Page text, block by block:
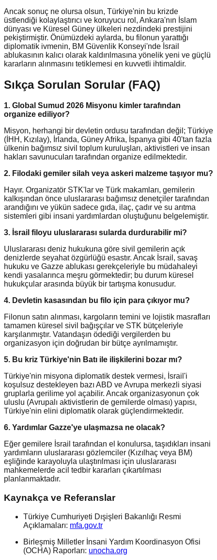
Ancak sonuç ne olursa olsun, Türkiye'nin bu krizde
üstlendiği kolaylaştırıcı ve koruyucu rol, Ankara'nın İslam
dünyası ve Küresel Güney ülkeleri nezdindeki prestijini
pekiştirmiştir. Önümüzdeki aylarda, bu filonun yarattığı
diplomatik ivmenin, BM Güvenlik Konseyi'nde İsrail
ablukasının kalıcı olarak kaldırılmasına yönelik yeni ve güçlü
kararların alınmasını tetiklemesi en kuvvetli ihtimaldir.
Sıkça Sorulan Sorular (FAQ)
1. Global Sumud 2026 Misyonu kimler tarafından
organize ediliyor?
Misyon, herhangi bir devletin ordusu tarafından değil; Türkiye
(İHH, Kızılay), İrlanda, Güney Afrika, İspanya gibi 40'tan fazla
ülkenin bağımsız sivil toplum kuruluşları, aktivistleri ve insan
hakları savunucuları tarafından organize edilmektedir.
2. Filodaki gemiler silah veya askeri malzeme taşıyor mu?
Hayır. Organizatör STK'lar ve Türk makamları, gemilerin
kalkışından önce uluslararası bağımsız denetçiler tarafından
arandığını ve yükün sadece gıda, ilaç, çadır ve su arıtma
sistemleri gibi insani yardımlardan oluştuğunu belgelemiştir.
3. İsrail filoyu uluslararası sularda durdurabilir mi?
Uluslararası deniz hukukuna göre sivil gemilerin açık
denizlerde seyahat özgürlüğü esastır. Ancak İsrail, savaş
hukuku ve Gazze ablukası gerekçeleriyle bu müdahaleyi
kendi yasalarınca meşru görmektedir; bu durum küresel
hukukçular arasında büyük bir tartışma konusudur.
4. Devletin kasasından bu filo için para çıkıyor mu?
Filonun satın alınması, kargoların temini ve lojistik masrafları
tamamen küresel sivil bağışçılar ve STK bütçeleriyle
karşılanmıştır. Vatandaşın ödediği vergilerden bu
organizasyon için doğrudan bir bütçe ayrılmamıştır.
5. Bu kriz Türkiye'nin Batı ile ilişkilerini bozar mı?
Türkiye'nin misyona diplomatik destek vermesi, İsrail'i
koşulsuz destekleyen bazı ABD ve Avrupa merkezli siyasi
gruplarla gerilime yol açabilir. Ancak organizasyonun çok
uluslu (Avrupalı aktivistlerin de gemilerde olması) yapısı,
Türkiye'nin elini diplomatik olarak güçlendirmektedir.
6. Yardımlar Gazze'ye ulaşmazsa ne olacak?
Eğer gemilere İsrail tarafından el konulursa, taşıdıkları insani
yardımların uluslararası gözlemciler (Kızılhaç veya BM)
eşliğinde karayoluyla ulaştırılması için uluslararası
mahkemelerde acil tedbir kararları çıkartılması
planlanmaktadır.
Kaynakça ve Referanslar
Türkiye Cumhuriyeti Dışişleri Bakanlığı Resmi
Açıklamaları: mfa.gov.tr
Birleşmiş Milletler İnsani Yardım Koordinasyon Ofisi
(OCHA) Raporları: unocha.org